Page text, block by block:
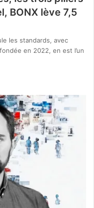
BONX lève 7,5
les standards, avec
en 2022, en est l’un